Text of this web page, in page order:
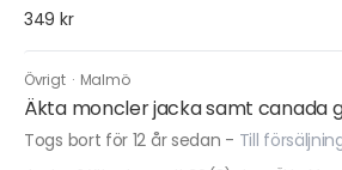
349 kr
Övrigt · Malmö
Äkta moncler jacka samt canada
Togs bort för 12 år sedan - Till